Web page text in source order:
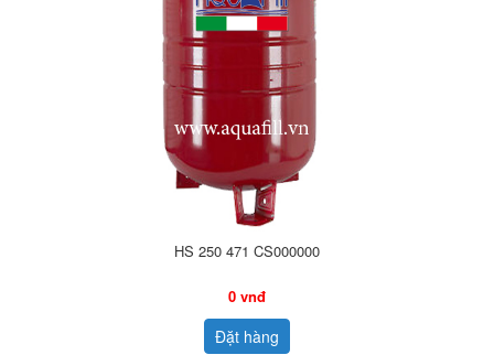
HS 250 471 CS000000
0 vnđ
Đặt hàng